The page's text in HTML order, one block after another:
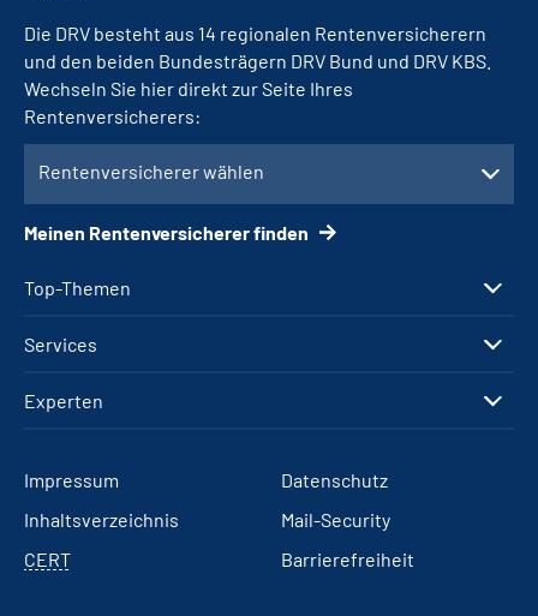
Top-Themen
Services
Experten
Die DRV besteht aus 14 regionalen Rentenversicherern
und den beiden Bundesträgern DRV Bund und DRV KBS.
Wechseln Sie hier direkt zur Seite Ihres
Rentenversicherers:
Rentenversicherer wählen
Meinen Rentenversicherer finden
Impressum
Datenschutz
Inhaltsverzeichnis
Mail-Security
CERT
Barrierefreiheit